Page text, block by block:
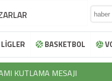
LİGLER BASKETBOL
KUTLAMA MESAJI